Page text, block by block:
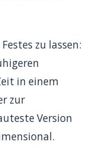
zu lassen:
in einem
zur
Version